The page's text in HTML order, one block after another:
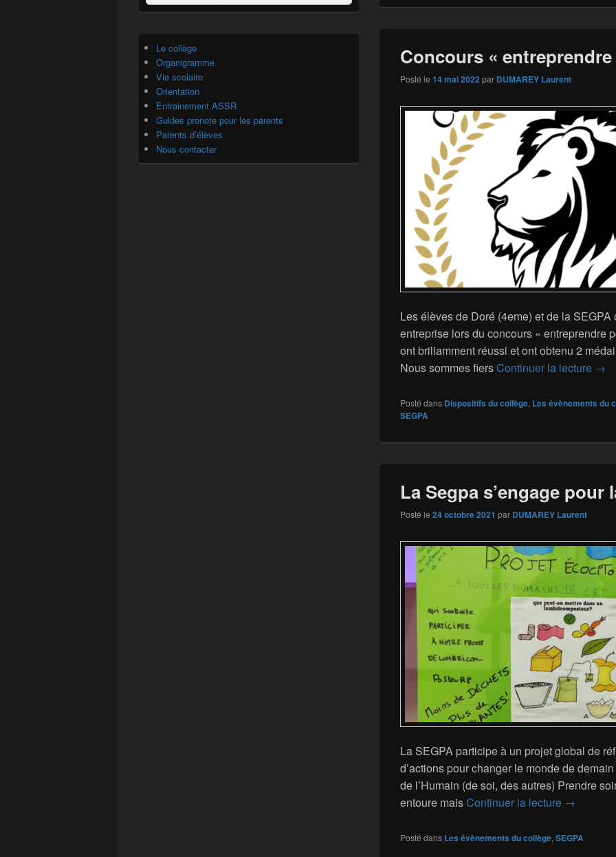
Concours «
Posté le 14 mai 2022 par DUMAREY Laurent
Les élèves de Doré (4eme) et de la
entreprise lors du concours « entreprendre
ont brillamment réussi et ont obtenu 2
Nous sommes fiersContinuer la lecture →
Posté dans Dispositifs du collège, Les évènements du
SEGPA
La Segpa s’engage pour
Posté le 24 octobre 2021 par DUMAREY Laurent
La SEGPA participe à un projet global de
d’actions pour changer le monde de
de l’Humain (de soi, des autres) Prendre
entoure maisContinuer la lecture La Segpa
→
Posté dans Les évènements du collège, SEGPA
Le collège
Organigramme
Vie scolaire
Orientation
Entrainement ASSR
Guides pronote pour les parents
Parents d’élèves
Nous contacter